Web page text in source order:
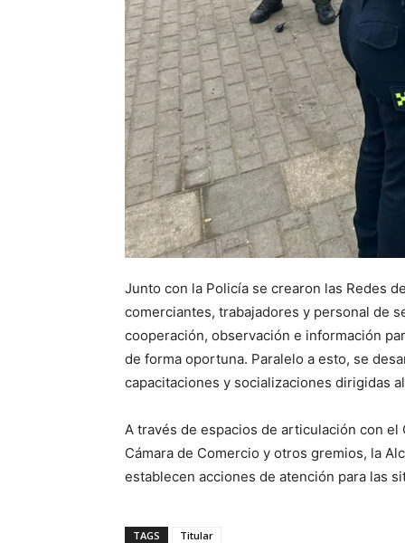
Junto con la Policía se crearon las Redes
comerciantes, trabajadores y personal de
cooperación, observación e información
de forma oportuna. Paralelo a esto, se
capacitaciones y socializaciones dirigidas
A través de espacios de articulación con el
Cámara de Comercio y otros gremios, la
establecen acciones de atención para las
TAGS Titular